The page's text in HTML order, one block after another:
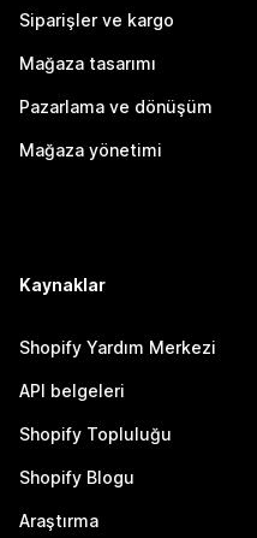
Siparişler ve kargo
Mağaza tasarımı
Pazarlama ve dönüşüm
Mağaza yönetimi
Kaynaklar
Shopify Yardım Merkezi
API belgeleri
Shopify Topluluğu
Shopify Blogu
Araştırma